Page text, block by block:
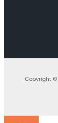
Copyright ©